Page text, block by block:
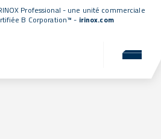
Professional - une unité commerciale
B Corporation™ - irinox.com